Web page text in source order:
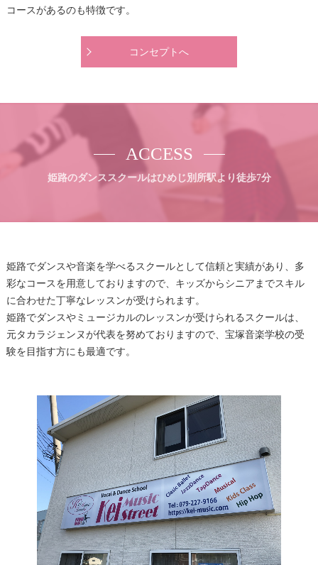
コースがあるのも特徴です。
コンセプトへ
姫路のダンススクールはひめじ別所駅より徒歩7分
ACCESS
姫路でダンスや音楽を学べるスクールとして信頼と実績があり、多
彩なコースを用意しておりますので、キッズからシニアまでスキル
に合わせた丁寧なレッスンが受けられます。
姫路でダンスやミュージカルのレッスンが受けられるスクールは、
元タカラジェンヌが代表を努めておりますので、宝塚音楽学校の受
験を目指す方にも最適です。